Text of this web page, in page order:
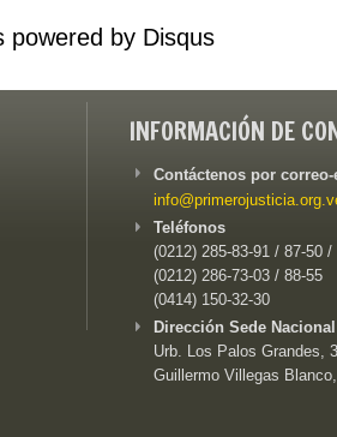
powered by Disqus
INFORMACIÓN DE
Contáctenos por
Teléfonos
(0212) 285-83-91 / 87-50 /
(0212) 286-73-03 / 88-55
(0414) 150-32-30
Dirección Sede
Urb. Los Palos Grandes,
Guillermo Villegas